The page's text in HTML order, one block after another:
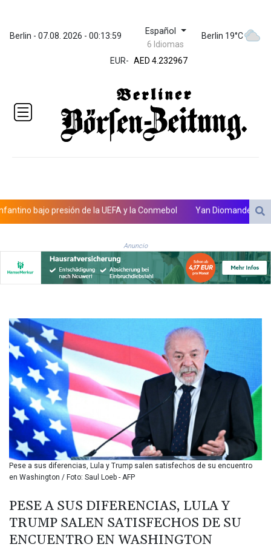
Berlin - 07.08. 2026 - 00:14:00 Español
6 Idiomas
Berlin 19°C
EUR-
ZWL 371.095165
AED 4.232967
AED 4.232967
ALL 93.095382
AMD
422.092766
AOA
1057.968242
AZN 1.961602
BDT 142.623742
BHD 0.434608
BIF 3445.888043
BMD 1.152471
BRL 5.897421
BSD 1.152186
BTN 109.652359
BWP 15.583119
BYN 3.411334
BYR
22588.429982
BZD 2.317251
CAD 1.615251
CDF
2604.584378
CHF 0.936272
CLP
1055.271199
CNY 7.778084
CNH 7.777151
presión de la UEFA y la Conmebol Yan Diomandé, la nueva
Anuncio
Pese a sus diferencias, Lula y Trump salen satisfechos de su encuentro
en Washington / Foto: Saul Loeb - AFP
PESE A SUS DIFERENCIAS, LULA Y
TRUMP SALEN SATISFECHOS DE SU
ENCUENTRO EN WASHINGTON